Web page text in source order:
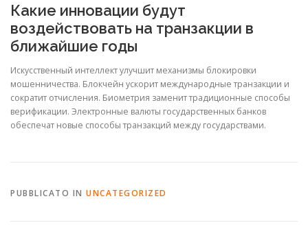
Какие инновации будут
воздействовать на транзакции в
ближайшие годы
Искусственный интеллект улучшит механизмы блокировки
мошенничества. Блокчейн ускорит международные транзакции и
сократит отчисления. Биометрия заменит традиционные способы
верификации. Электронные валюты государственных банков
обеспечат новые способы транзакций между государствами.
PUBBLICATO IN UNCATEGORIZED